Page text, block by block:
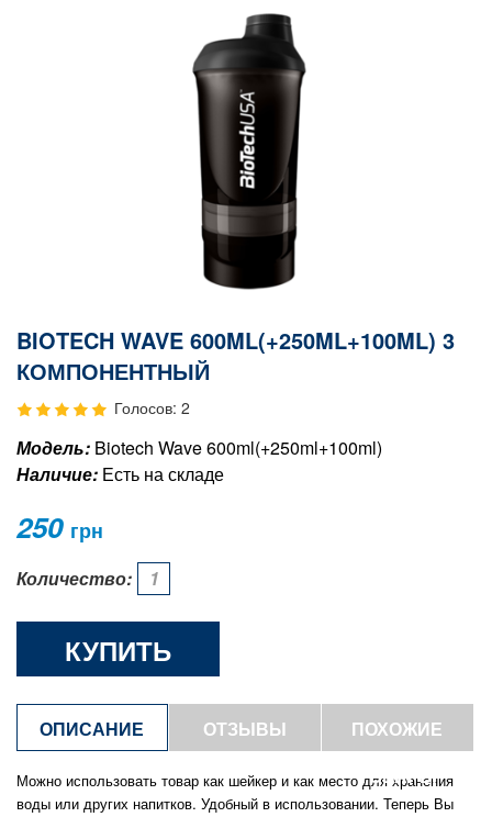
BIOTECH WAVE 600ML(+250ML+100ML) 3
КОМПОНЕНТНЫЙ
Голосов: 2
Модель: Biotech Wave 600ml(+250ml+100ml)
Наличие: Есть на складе
250 грн
Количество:
КУПИТЬ
ОПИСАНИЕ ОТЗЫВЫ
ПОХОЖИЕ
ТОВАРЫ
Можно использовать товар как шейкер и как место для хранения
воды или других напитков. Удобный в использовании. Теперь Вы